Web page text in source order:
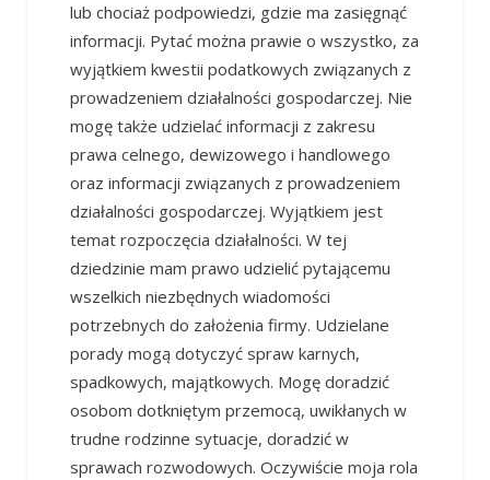
lub chociaż podpowiedzi, gdzie ma zasięgnąć
informacji. Pytać można prawie o wszystko, za
wyjątkiem kwestii podatkowych związanych z
prowadzeniem działalności gospodarczej. Nie
mogę także udzielać informacji z zakresu
prawa celnego, dewizowego i handlowego
oraz informacji związanych z prowadzeniem
działalności gospodarczej. Wyjątkiem jest
temat rozpoczęcia działalności. W tej
dziedzinie mam prawo udzielić pytającemu
wszelkich niezbędnych wiadomości
potrzebnych do założenia firmy. Udzielane
porady mogą dotyczyć spraw karnych,
spadkowych, majątkowych. Mogę doradzić
osobom dotkniętym przemocą, uwikłanych w
trudne rodzinne sytuacje, doradzić w
sprawach rozwodowych. Oczywiście moja rola